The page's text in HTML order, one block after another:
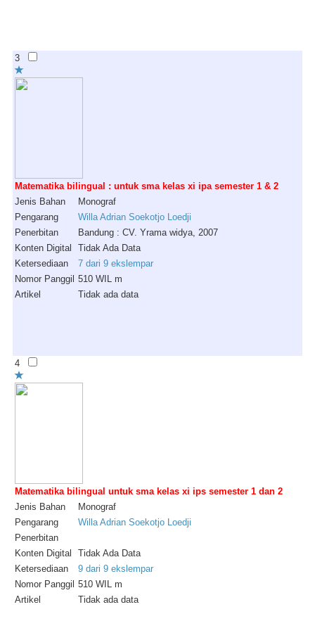
3
Matematika bilingual : untuk sma kelas xi ipa semester 1 & 2
Jenis Bahan
Monograf
Pengarang
Willa Adrian Soekotjo Loedji
Penerbitan
Bandung : CV. Yrama widya, 2007
Konten Digital
Tidak Ada Data
Ketersediaan
7 dari 9 ekslempar
Nomor Panggil 510 WIL m
Artikel
Tidak ada data
4
Matematika bilingual untuk sma kelas xi ips semester 1 dan 2
Jenis Bahan
Monograf
Pengarang
Willa Adrian Soekotjo Loedji
Penerbitan
Konten Digital
Tidak Ada Data
Ketersediaan
9 dari 9 ekslempar
Nomor Panggil 510 WIL m
Artikel
Tidak ada data